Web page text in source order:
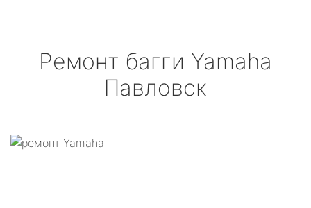
Ремонт багги Yamaha
Павловск